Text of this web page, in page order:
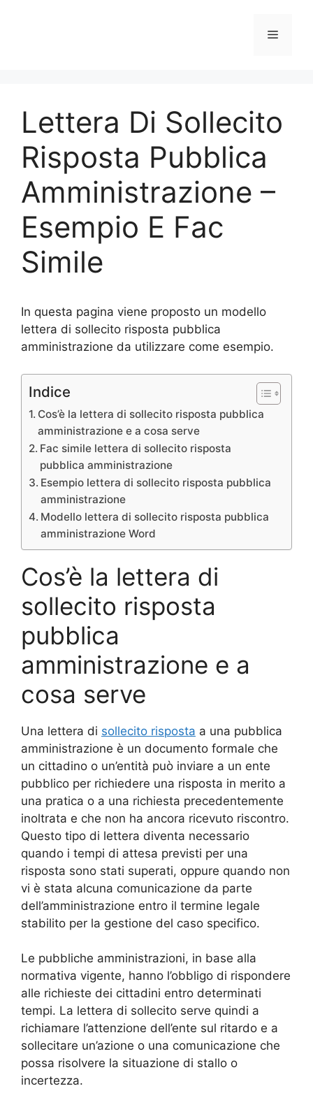
Menu
Lettera Di Sollecito
Risposta Pubblica
Amministrazione –
Esempio E Fac
Simile
In questa pagina viene proposto un modello
lettera di sollecito risposta pubblica
amministrazione da utilizzare come esempio.
Indice
Cos’è la lettera di sollecito risposta pubblica
amministrazione e a cosa serve
Fac simile lettera di sollecito risposta
pubblica amministrazione
Esempio lettera di sollecito risposta pubblica
amministrazione
Modello lettera di sollecito risposta pubblica
amministrazione Word
Cos’è la lettera di
sollecito risposta
pubblica
amministrazione e a
cosa serve
Una lettera di sollecito risposta a una pubblica
amministrazione è un documento formale che
un cittadino o un’entità può inviare a un ente
pubblico per richiedere una risposta in merito a
una pratica o a una richiesta precedentemente
inoltrata e che non ha ancora ricevuto riscontro.
Questo tipo di lettera diventa necessario
quando i tempi di attesa previsti per una
risposta sono stati superati, oppure quando non
vi è stata alcuna comunicazione da parte
dell’amministrazione entro il termine legale
stabilito per la gestione del caso specifico.
Le pubbliche amministrazioni, in base alla
normativa vigente, hanno l’obbligo di rispondere
alle richieste dei cittadini entro determinati
tempi. La lettera di sollecito serve quindi a
richiamare l’attenzione dell’ente sul ritardo e a
sollecitare un’azione o una comunicazione che
possa risolvere la situazione di stallo o
incertezza.